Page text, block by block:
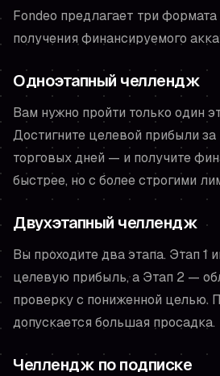
Fondeo предлагает три
получения финансируемого
Одноэтапный челлендж
Вам нужно пройти только один
Достигните целевой прибыли
торговых дней — и получите
быстрее, но с более строгими
Двухэтапный челлендж
Вы проходите два этапа. Этап 1
целевую прибыль, а Этап 2 —
проверку с пониженной целью.
допускается большая просадка.
Челлендж по подписке